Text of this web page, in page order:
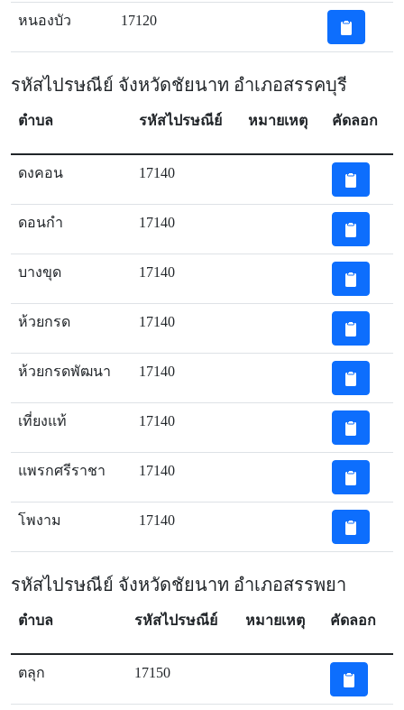
หนองบัว 17120
รหัสไปรษณีย์ จังหวัดชัยนาท อำเภอสรรคบุรี
ตำบล รหัสไปรษณีย์ หมายเหตุ คัดลอก
ดงคอน 17140
ดอนกำ 17140
บางขุด 17140
ห้วยกรด 17140
ห้วยกรดพัฒนา 17140
เที่ยงแท้ 17140
แพรกศรีราชา 17140
โพงาม 17140
รหัสไปรษณีย์ จังหวัดชัยนาท อำเภอสรรพยา
ตำบล รหัสไปรษณีย์ หมายเหตุ คัดลอก
ตลุก 17150